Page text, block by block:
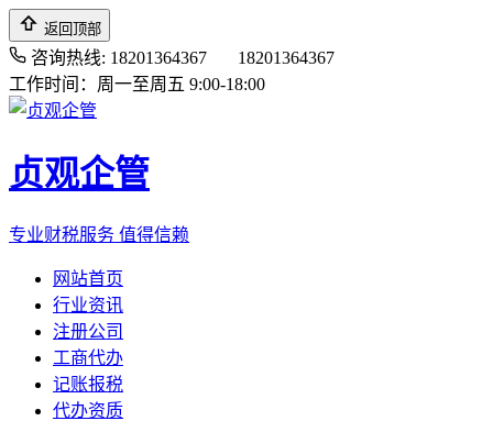
返回顶部
咨询热线: 18201364367
18201364367
工作时间：周一至周五 9:00-18:00
贞观企管
专业财税服务 值得信赖
网站首页
行业资讯
注册公司
工商代办
记账报税
代办资质